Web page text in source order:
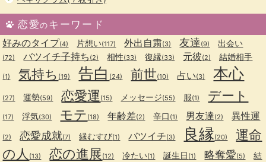
恋愛のキーワード
好みのタイプ(4) 片想い(117) 外出自粛(3) 友達 (9) 出会い
(72) バツイチ子持ち (2) 相性(33) 復縁(33) 元彼(2) 結婚相手
(1) 気持ち (19) 告白 (24) 前世(10) 占い(3) 本心
(27) 運勢(59) 恋愛運 (15) メッセージ(55) 服(1) デート
(17) 浮気(30) モテ (18) 年齢差(2) 辛口 (1) 男友達(2) 異性運
(2) 恋愛成就(7) 縁むすび(1) バツイチ(3) 良縁(20)
運命
の人 (13) 恋の進展(12) 冷たい(1) 誕生日 (1) 略奪愛(5)
結